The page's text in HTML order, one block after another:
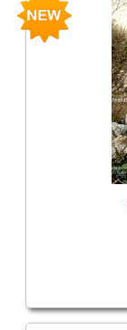
ИНФОРМАЦИЯ